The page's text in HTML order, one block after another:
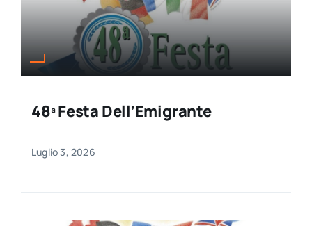
48ª Festa Dell’Emigrante
Luglio 3, 2026